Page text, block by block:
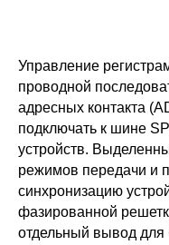
Управление
проводной
адресных контакта
подключать к шине
устройств.
режимов передачи и
синхронизацию
фазированной
отдельный вывод для